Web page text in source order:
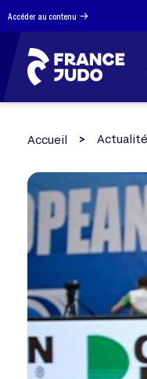
Accéder au contenu
Accueil
Panneau de gestion des